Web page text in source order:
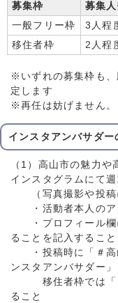
募集枠
募集
一般フリー枠
3人程
移住者枠
2人程
※いずれの募集枠も
定します
※再任は妨げません。
インスタアンバサダー
（1）高山市の魅力や
インスタグラムにて
（写真撮影や投稿
・活動者本人のア
・プロフィール欄
ることを記入すること
・投稿時に「＃高
ンスタアンバサダー
移住者枠では「＃
ること